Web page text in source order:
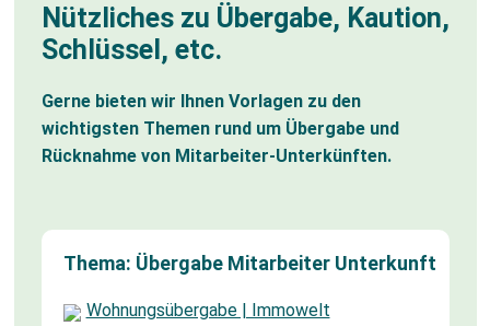
Nützliches zu Übergabe, Kaution,
Schlüssel, etc.
Gerne bieten wir Ihnen Vorlagen zu den
wichtigsten Themen rund um Übergabe und
Rücknahme von Mitarbeiter-Unterkünften.
Thema: Übergabe Mitarbeiter Unterkunft
Wohnungsübergabe | Immowelt